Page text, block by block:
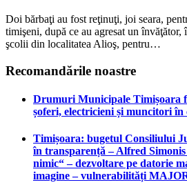
Doi bărbaţi au fost reţinuţi, joi seara,
timişeni, după ce au agresat un
şcolii din localitatea Alioş, pentru…
Recomandările noastre
Drumuri Municipale Timișoara
șoferi, electricieni și muncitori
Timișoara: bugetul Consiliului
în transparență – Alfred
nimic“ – dezvoltare pe datorie
imagine – vulnerabilități